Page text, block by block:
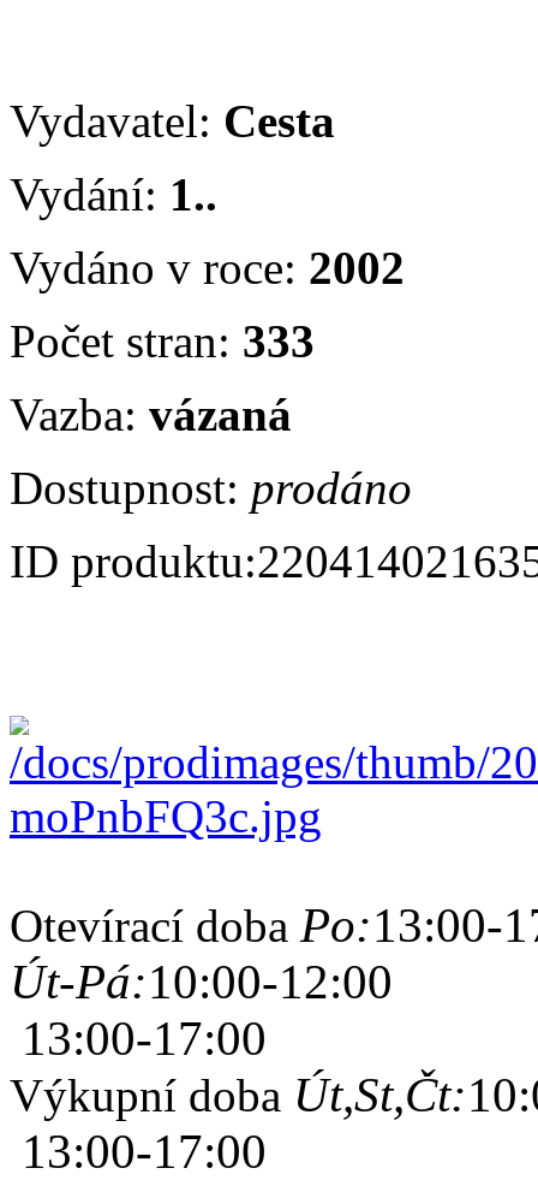
Vydavatel: Cesta
Vydání: 1..
Vydáno v roce: 2002
Počet stran: 333
Vazba: vázaná
Dostupnost: prodáno
ID produktu:
Otevírací doba Po:13:00-
Út-Pá:10:00-12:00
13:00-17:00
Výkupní doba Út,St,Čt:
13:00-17:00